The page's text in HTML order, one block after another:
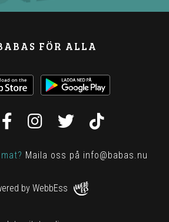
FÖR ALLA
Maila oss på info@babas.nu
by WebbEss